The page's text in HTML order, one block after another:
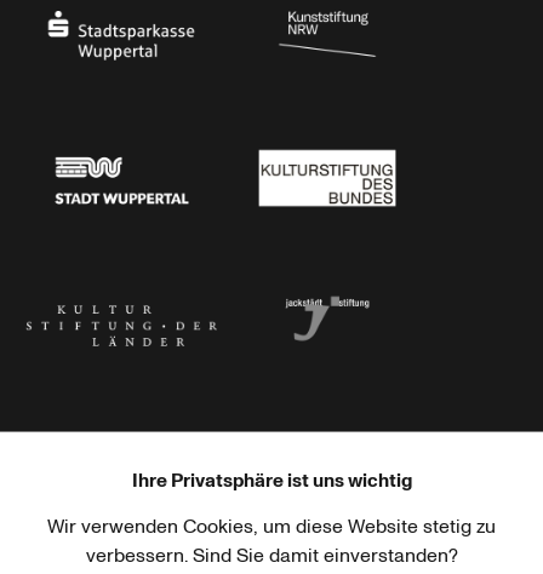
Haus der Kulturen der Welt Goethe-Institut
Ihre Privatsphäre ist uns wichtig
Wir verwenden Cookies, um diese Website stetig zu
verbessern. Sind Sie damit einverstanden?